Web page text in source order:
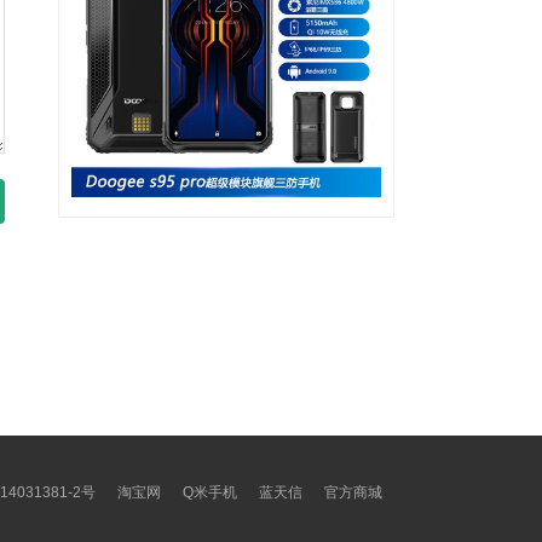
官方商城
蓝天信
Q米手机
淘宝网
2号